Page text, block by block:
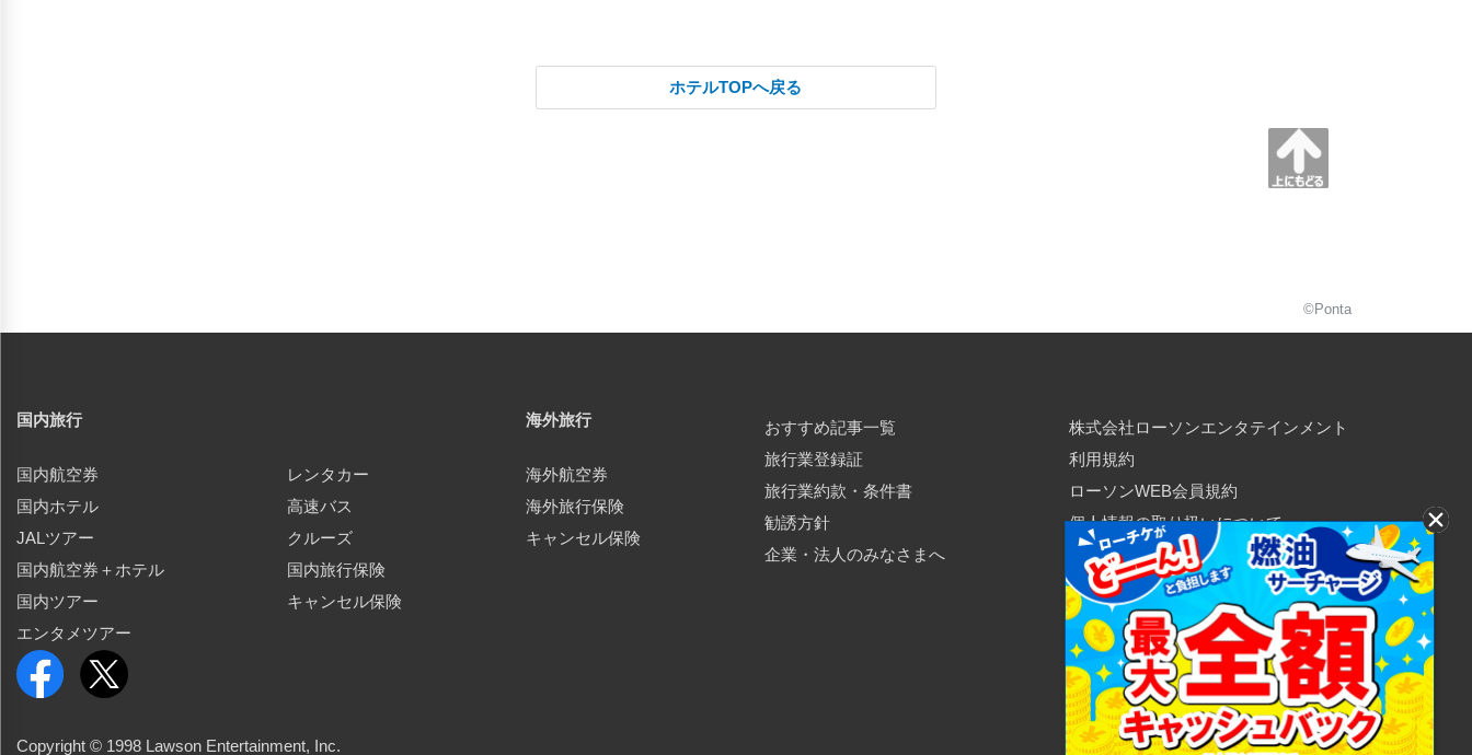
ホテルTOPへ戻る
©Ponta
国内旅行
国内航空券
国内ホテル
JALツアー
国内航空券＋ホテル
国内ツアー
エンタメツアー
レンタカー
高速バス
クルーズ
国内旅行保険
キャンセル保険
海外旅行
海外航空券
海外旅行保険
キャンセル保険
おすすめ記事一覧
旅行業登録証
旅行業約款・条件書
勧誘方針
企業・法人のみなさまへ
株式会社ローソンエンタテインメント
利用規約
ローソンWEB会員規約
個人情報の取り扱いについて
個人情報保護方針
Copyright © 1998 Lawson Entertainment, Inc.